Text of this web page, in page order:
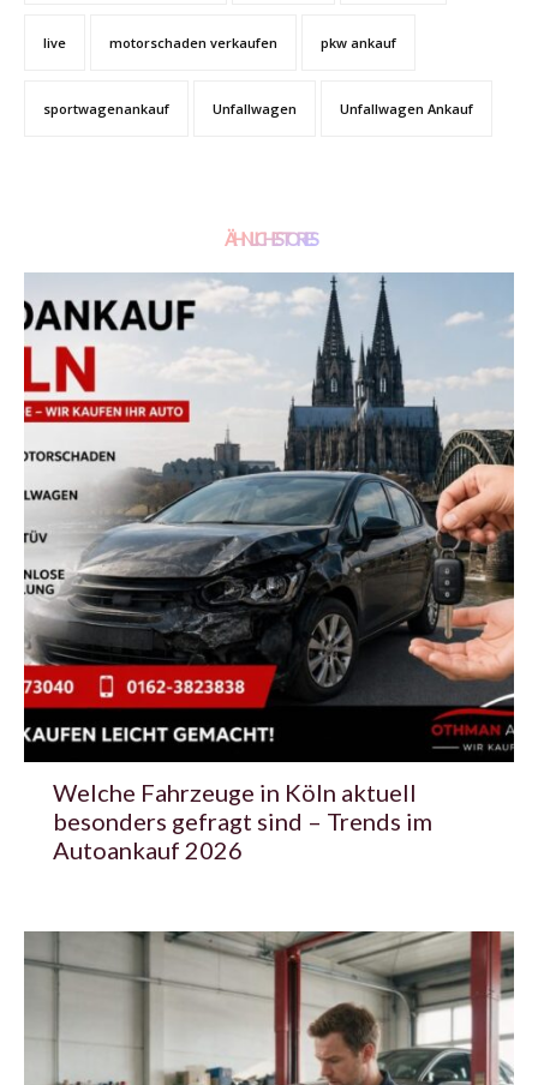
live motorschaden verkaufen pkw ankauf
sportwagenankauf Unfallwagen Unfallwagen Ankauf
ÄHNLICHE STORIES
Welche Fahrzeuge in Köln aktuell
besonders gefragt sind – Trends im
Autoankauf 2026